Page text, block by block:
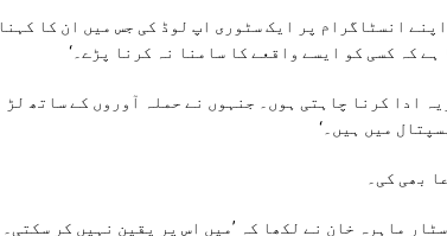
انسٹاگرام پر ایک سٹوری اپ لوڈ کی جس میں ان کا کہنا
کہ کسی کو ایسے واقعے کا سامنا نہ کرنا پڑے۔‘
ادا کرنا چاہتی ہوں۔ جنہوں نے حملہ آوروں کے ساتھ لڑ
میں ہیں۔‘
بھی کی۔
ماہرہ خان نے لکھا کہ ’میں اس پر یقین نہیں کر سکتی۔